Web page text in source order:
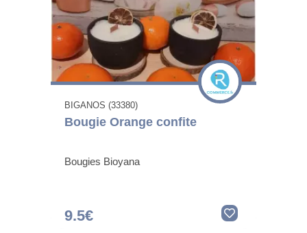
BIGANOS (33380)
Bougie Orange confite
Bougies Bioyana
9.5€